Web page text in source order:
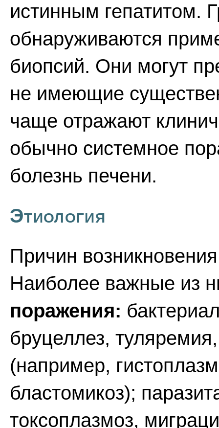
истинным гепатитом.
обнаруживаются
биопсий. Они могут
не имеющие
чаще отражают
обычно системное
болезнь печени.
Этиология
Причин
Наиболее важные из
поражения:
бруцеллез,
(например,
бластомикоз);
токсоплазмоз,